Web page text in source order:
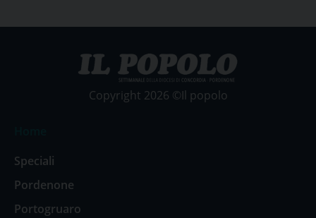
Copyright 2026 ©Il popolo
Speciali
Pordenone
Portogruaro